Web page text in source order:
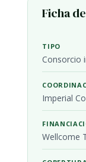
Ficha
TIPO
Consorcio
Imperial
Wellcome